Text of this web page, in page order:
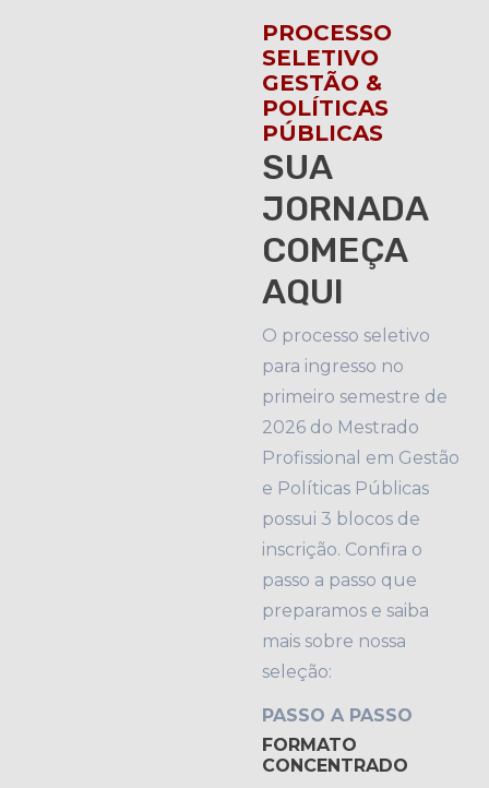
PROCESSO
SELETIVO
GESTÃO &
POLÍTICAS
PÚBLICAS
SUA
JORNADA
COMEÇA
AQUI
O processo seletivo
para ingresso no
primeiro semestre de
2026 do Mestrado
Profissional em Gestão
e Políticas Públicas
possui 3 blocos de
inscrição. Confira o
passo a passo que
preparamos e saiba
mais sobre nossa
seleção:
PASSO A PASSO
FORMATO
CONCENTRADO